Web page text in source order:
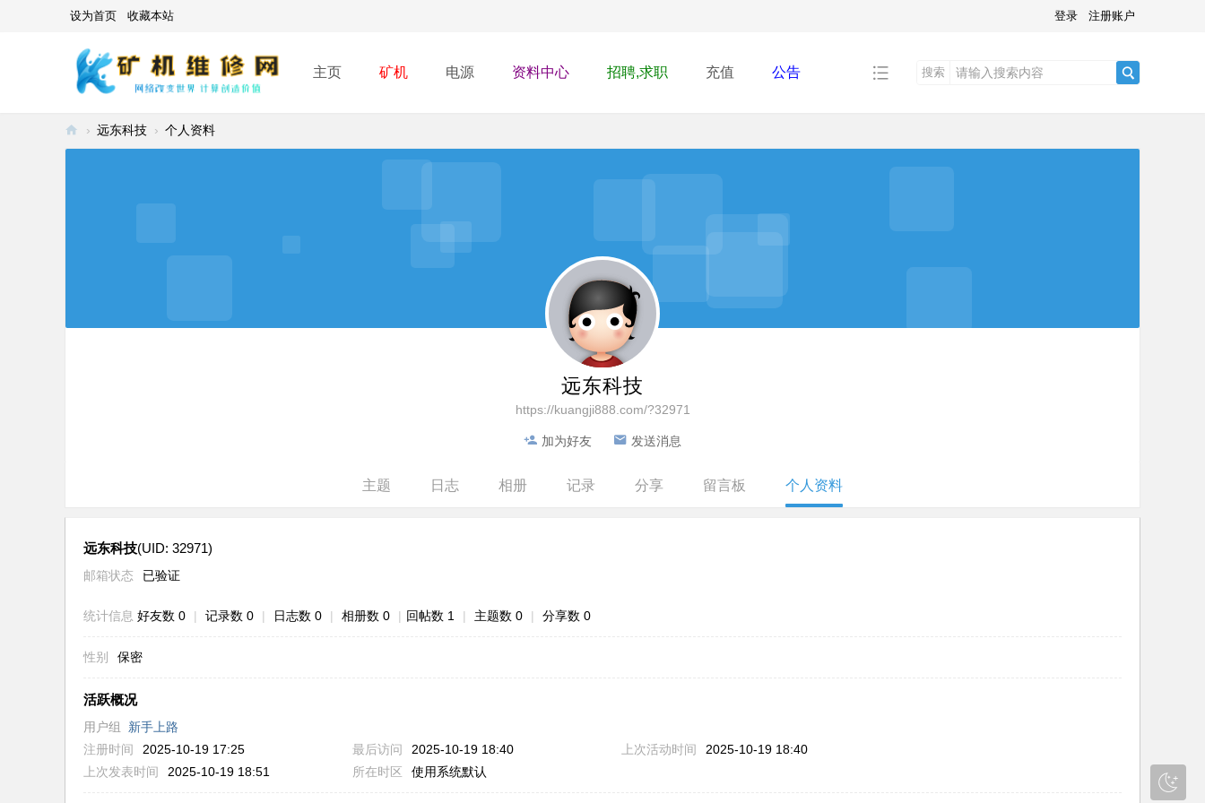
设为首页 收藏本站 登录 注册账户
主页 矿机 电源 资料中心 招聘,求职 充值 公告 搜索
› 远东科技 › 个人资料
远东科技
https://kuangji888.com/?32971
加为好友 发送消息
主题 日志 相册 记录 分享 留言板 个人资料
远东科技(UID: 32971)
邮箱状态 已验证
统计信息 好友数 0 | 记录数 0 | 日志数 0 | 相册数 0 | 回帖数 1 | 主题数 0 | 分享数 0
性别 保密
活跃概况
用户组 新手上路
注册时间
2025-10-19 17:25 最后访问 2025-10-19 18:40 上次活动时间
2025-10-19 18:40
上次发表时间
2025-10-19 18:51 所在时区 使用系统默认